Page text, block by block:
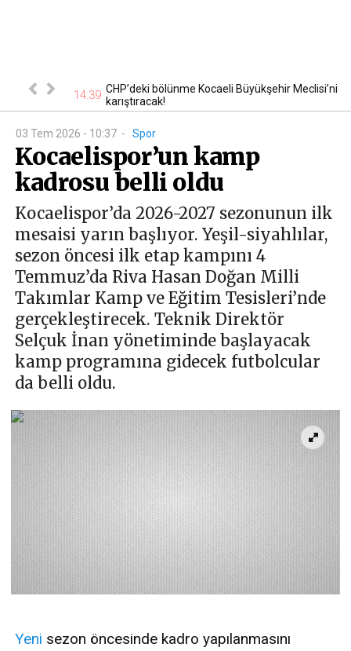
Gözler 14:39 CHP’deki bölünme Kocaeli Büyükşehir Meclisi’ni
karıştıracak!
03 Tem 2026 - 10:37 - Spor
Kocaelispor’un kamp
kadrosu belli oldu
Kocaelispor’da 2026-2027 sezonunun ilk
mesaisi yarın başlıyor. Yeşil-siyahlılar,
sezon öncesi ilk etap kampını 4
Temmuz’da Riva Hasan Doğan Milli
Takımlar Kamp ve Eğitim Tesisleri’nde
gerçekleştirecek. Teknik Direktör
Selçuk İnan yönetiminde başlayacak
kamp programına gidecek futbolcular
da belli oldu.
Yeni sezon öncesinde kadro yapılanmasını